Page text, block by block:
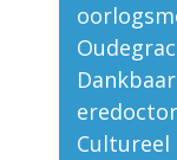
Cultureel